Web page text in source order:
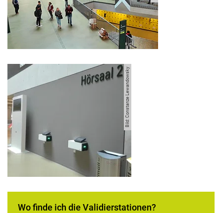
Bild: Constanze Lewandowsky
Wo finde ich die Validierstationen?